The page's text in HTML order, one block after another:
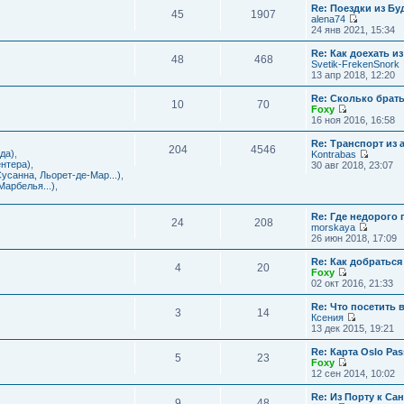
ю
о
б
щ
е
н
и
ю
е
м
у
с
о
о
б
щ
е
и
ю
л
д
н
е
м
у
с
о
б
щ
е
н
и
к
п
о
л
е
д
н
е
у
с
о
о
б
и
ю
45 1907
Re: Поездки из
alena74
П
е
р
е
й
т
к
п
о
л
е
д
с
о
о
щ
н
и
ю
24 янв 2021, 15:34
48 468
Re: Как доехать
Svetik-FrekenSnork
13 апр 2018, 12:20
10 70
Re: Сколько
Foxy
П
е
р
е
й
т
п
о
с
л
е
д
н
е
с
о
о
щ
н
и
ю
16 ноя 2016, 16:58
Льорет-де-Мар...)
204 4546
Re: Транспорт из
Kontrabas
П
й
т
п
о
л
е
д
е
с
о
о
щ
30 авг 2018, 23:07
24 208
Re: Где недорого
morskaya
П
е
р
е
й
т
к
п
о
л
д
н
е
26 июн 2018, 17:09
4 20
Re: Как
Foxy
П
е
р
е
й
т
к
п
о
л
02 окт 2016, 21:33
3 14
Re: Что посетить
Ксения
П
е
р
е
й
т
13 дек 2015, 19:21
5 23
Re: Карта Oslo
Foxy
П
е
р
12 сен 2014, 10:02
Re: Из Порту к